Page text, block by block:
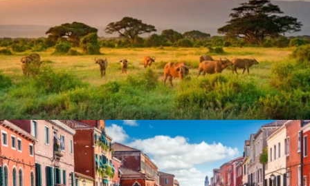
január 26, 2026 webcreative